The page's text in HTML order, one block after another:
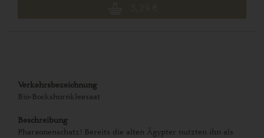
Verkehrsbezeichnung
Bio-Bockshornkleesaat
Beschreibung
Pharaonenschatz! Bereits die alten Ägypter nutzten ihn als